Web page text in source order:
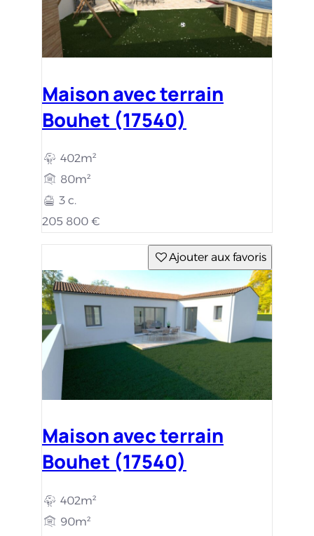
Maison avec terrain
Bouhet (17540)
402m²
80m²
3 c.
205 800 €
Ajouter aux favoris
Maison avec terrain
Bouhet (17540)
402m²
90m²